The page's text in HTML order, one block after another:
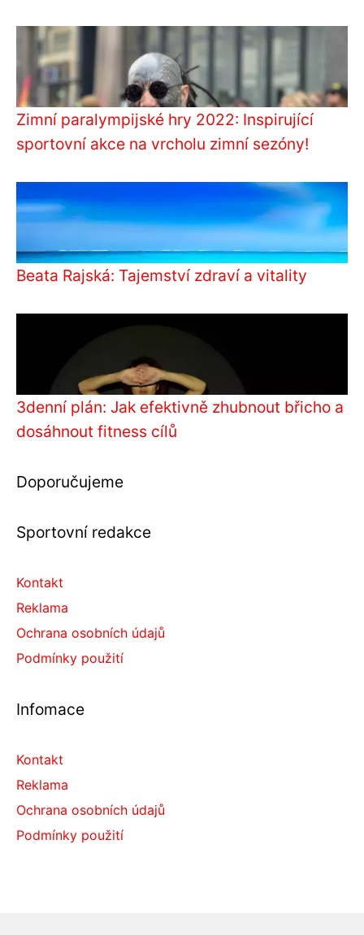
Zimní paralympijské hry 2022: Inspirující
sportovní akce na vrcholu zimní sezóny!
Beata Rajská: Tajemství zdraví a vitality
3denní plán: Jak efektivně zhubnout břicho a
dosáhnout fitness cílů
Doporučujeme
Sportovní redakce
Kontakt
Reklama
Ochrana osobních údajů
Podmínky použití
Infomace
Kontakt
Reklama
Ochrana osobních údajů
Podmínky použití